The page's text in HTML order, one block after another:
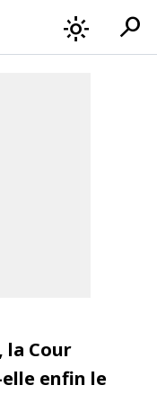
light_mode search
la Cour
enfin le